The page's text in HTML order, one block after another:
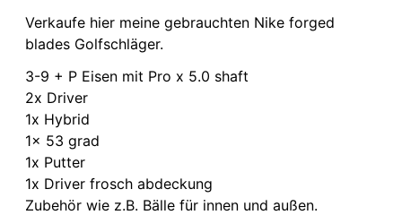
Verkaufe hier meine gebrauchten Nike forged
blades Golfschläger.
3-9 + P Eisen mit Pro x 5.0 shaft
2x Driver
1x Hybrid
1x 53 grad
1x Putter
1x Driver frosch abdeckung
Zubehör wie z.B. Bälle für innen und außen.